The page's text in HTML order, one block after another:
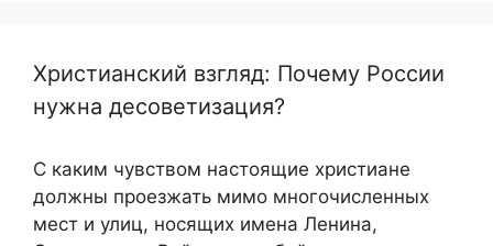
Христианский взгляд: Почему России
нужна десоветизация?
С каким чувством настоящие христиане
должны проезжать мимо многочисленных
мест и улиц, носящих имена Ленина,